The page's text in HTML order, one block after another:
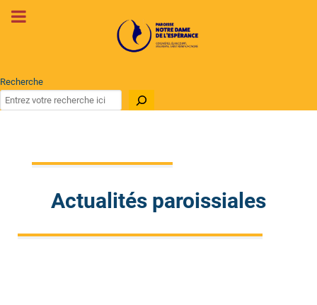
Recherche
Actualités paroissiales